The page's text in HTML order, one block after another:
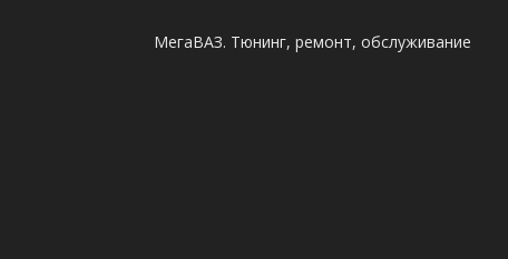
МегаВАЗ. Тюнинг, ремонт, обслуживание